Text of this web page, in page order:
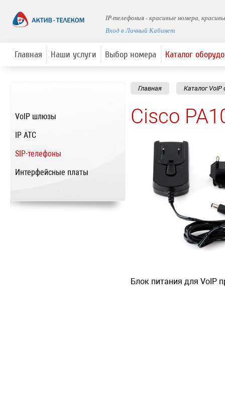
IP-телефония - красивые номера,
Вход в Личный Кабинет
Главная Наши услуги Выбор номера Каталог
VoIP шлюзы
IP ATC
SIP-телефоны
Интерфейсные платы
Главная Каталог VoIP
Cisco
Блок питания для VoIP